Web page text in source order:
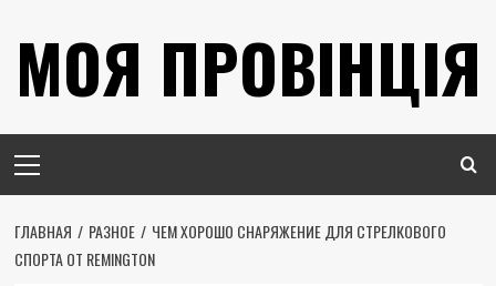
содержимому
МОЯ ПРОВІНЦІЯ
меню
ГЛАВНАЯ РАЗНОЕ
ЧЕМ ХОРОШО СНАРЯЖЕНИЕ ДЛЯ СТРЕЛКОВОГО
СПОРТА ОТ REMINGTON